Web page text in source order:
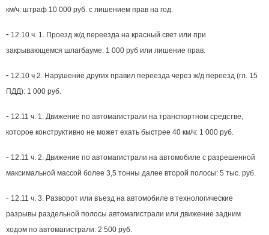
км/ч: штраф 10 000 руб. с лишением прав на год.
- 12.10 ч. 1. Проезд ж/д переезда на красный свет или при
закрывающемся шлагбауме: 1 000 руб или лишение прав.
- 12.10 ч 2. Нарушение других правил переезда через ж/д переезд (гл. 15
ПДД): 1 000 руб.
- 12.11 ч. 1. Движение по автомагистрали на транспортном средстве,
которое конструктивно не может ехать быстрее 40 км/ч: 1 000 руб.
- 12.11 ч. 2. Движение по автомагистрали на автомобиле с разрешенной
максимальной массой более 3,5 тонны далее второй полосы: 5 тыс. руб.
- 12.11 ч. 3. Разворот или въезд на автомобиле в технологические
разрывы раздельной полосы автомагистрали или движение задним
ходом по автомагистрали: 2 500 руб.